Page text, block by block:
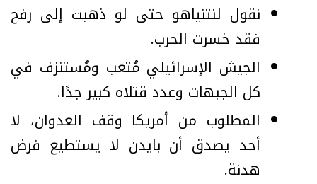
نقول لنتنياهو حتى لو ذهبت إلى رفح
فقد خسرت الحرب.
الجيش الإسرائيلي مُتعب ومُستنزف في
كل الجبهات وعدد قتلاه كبير جدًا.
المطلوب من أمريكا وقف العدوان، لا
أحد يصدق أن بايدن لا يستطيع فرض
هدنة.